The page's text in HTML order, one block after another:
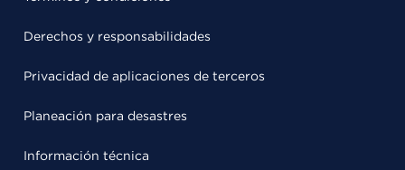
Derechos y responsabilidades
Privacidad de aplicaciones de terceros
Planeación para desastres
Información técnica